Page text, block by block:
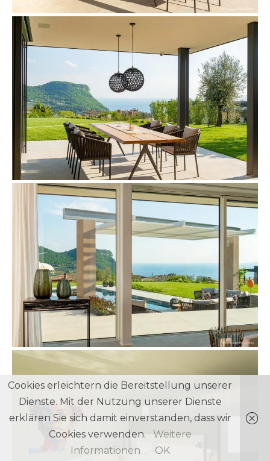
Cookies erleichtern die Bereitstellung unserer
Dienste. Mit der Nutzung unserer Dienste
erklären Sie sich damit einverstanden, dass wir
Cookies verwenden.
Weitere
Informationen
OK